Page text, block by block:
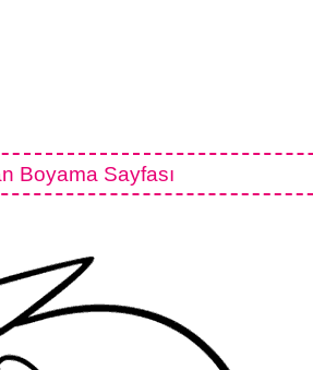
Boyama Sayfası